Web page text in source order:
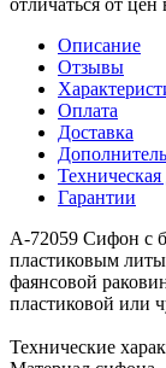
Описание
Отзывы
Оплата
Доставка
Гарантии
А-72059 Сифон с
пластиковым
фаянсовой
пластиковой или
Технические